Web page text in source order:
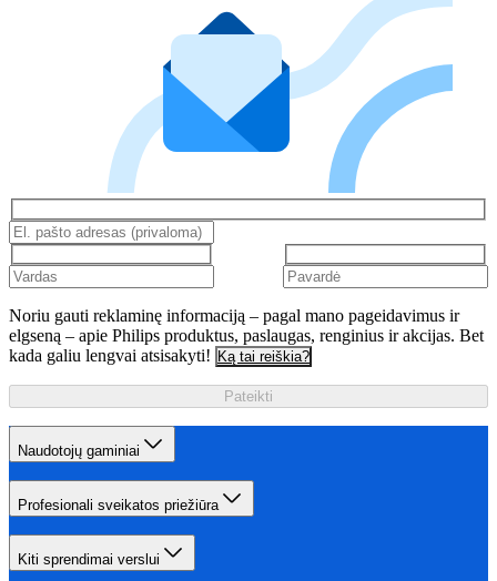
Noriu gauti reklaminę informaciją – pagal mano pageidavimus ir
elgseną – apie Philips produktus, paslaugas, renginius ir akcijas. Bet
kada galiu lengvai atsisakyti! Ką tai reiškia?
Pateikti
Naudotojų gaminiai
Profesionali sveikatos priežiūra
Kiti sprendimai verslui